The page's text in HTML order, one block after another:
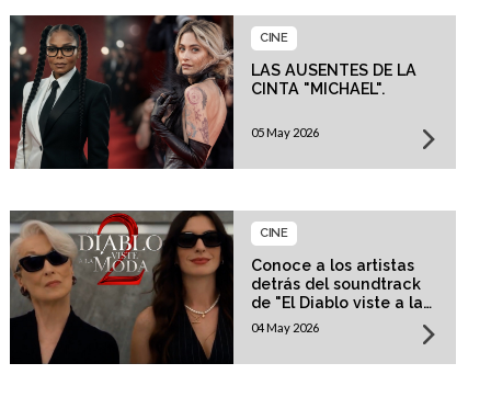
LAS AUSENTES DE LA
CINTA "MICHAEL".
CINE
05 May 2026
Conoce a los artistas
detrás del soundtrack
de "El Diablo viste a la
moda 2"
CINE
04 May 2026